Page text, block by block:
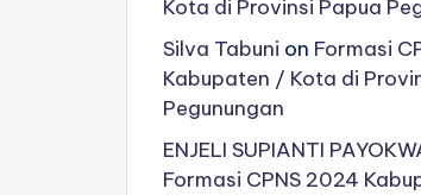
Kota di Provinsi Papua
Silva Tabuni on Formasi
Kabupaten / Kota di
Pegunungan
ENJELI SUPIANTI
Formasi CPNS 2024